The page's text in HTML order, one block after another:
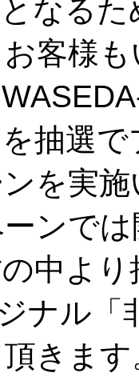
なる
客様
抽選
を実
ンで
中よ
ナル「
きます